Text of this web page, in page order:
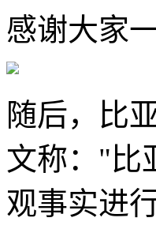
感谢大家
随后，比
文称："比
观事实进